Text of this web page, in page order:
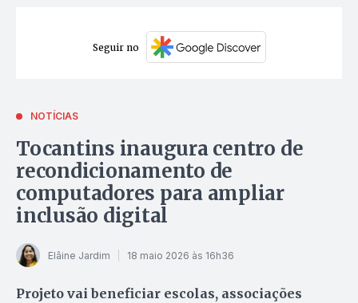
Seguir no
NOTÍCIAS
Tocantins inaugura centro de
recondicionamento de
computadores para ampliar
inclusão digital
Elâine Jardim 18 maio 2026 às 16h36
Projeto vai beneficiar escolas, associações